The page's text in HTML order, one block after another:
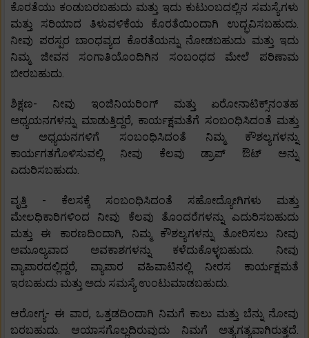
ಕೊರತೆಯು ಕಂಡುಬರಬಹುದು ಮತ್ತು ಇದು ಕುಟುಂಬದಲ್ಲಿನ ಸಮಸ್ಯೆಗಳು
ಮತ್ತು ಸರಿಯಾದ ತಿಳುವಳಿಕೆಯ ಕೊರತೆಯಿಂದಾಗಿ ಉದ್ಭವಿಸಬಹುದು.
ನೀವು ಪರಸ್ಪರ ಬಾಂಧವ್ಯದ ಕೊರತೆಯನ್ನು ನೋಡಬಹುದು ಮತ್ತು ಇದು
ನಿಮ್ಮ ಜೀವನ ಸಂಗಾತಿಯೊಂದಿಗಿನ ಸಂಬಂಧದ ಮೇಲೆ ಪರಿಣಾಮ
ಬೀರಬಹುದು.
ಶಿಕ್ಷಣ- ನೀವು ಇಂಜಿನಿಯರಿಂಗ್ ಮತ್ತು ಏರೋನಾಟಿಕ್ಸ್‌ನಂತಹ
ಅಧ್ಯಯನಗಳನ್ನು ಮಾಡುತ್ತಿದ್ದರೆ, ಕಾರ್ಯಕ್ಷಮತೆಗೆ ಸಂಬಂಧಿಸಿದಂತೆ ಮತ್ತು
ಆ ಅಧ್ಯಯನಗಳಿಗೆ ಸಂಬಂಧಿಸಿದಂತೆ ನಿಮ್ಮ ಕೌಶಲ್ಯಗಳನ್ನು
ಕಾರ್ಯಗತಗೊಳಿಸುವಲ್ಲಿ ನೀವು ಕೆಲವು ಡ್ರಾಪ್ ಔಟ್ ಅನ್ನು
ಎದುರಿಸಬಹುದು.
ವೃತ್ತಿ - ಕೆಲಸಕ್ಕೆ ಸಂಬಂಧಿಸಿದಂತೆ ಸಹೋದ್ಯೋಗಿಗಳು ಮತ್ತು
ಮೇಲಧಿಕಾರಿಗಳಿಂದ ನೀವು ಕೆಲವು ತೊಂದರೆಗಳನ್ನು ಎದುರಿಸಬಹುದು
ಮತ್ತು ಈ ಕಾರಣದಿಂದಾಗಿ, ನಿಮ್ಮ ಕೌಶಲ್ಯಗಳನ್ನು ತೋರಿಸಲು ನೀವು
ಅಮೂಲ್ಯವಾದ ಅವಕಾಶಗಳನ್ನು ಕಳೆದುಕೊಳ್ಳಬಹುದು. ನೀವು
ವ್ಯಾಪಾರದಲ್ಲಿದ್ದರೆ, ವ್ಯಾಪಾರ ವಹಿವಾಟಿನಲ್ಲಿ ನೀರಸ ಕಾರ್ಯಕ್ಷಮತೆ
ಇರಬಹುದು ಮತ್ತು ಅದು ಸಮಸ್ಯೆ ಉಂಟುಮಾಡಬಹುದು.
ಆರೋಗ್ಯ- ಈ ವಾರ, ಒತ್ತಡದಿಂದಾಗಿ ನಿಮಗೆ ಕಾಲು ಮತ್ತು ಬೆನ್ನು ನೋವು
ಬರಬಹುದು. ಆಯಾಸಗೊಲ್ಲದಿರುವುದು ನಿಮಗೆ ಅತ್ಯಗತ್ಯವಾಗಿರುತ್ತದೆ.